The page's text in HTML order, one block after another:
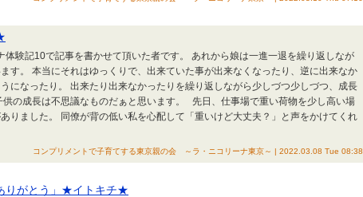
体験記10で記事を書かせて頂いた者です。 あれから娘は一進一退を繰り返しなが
す。 本当にそれはゆっくりで、出来ていた事が出来なくなったり、逆に出来なか
になったり。 出来たり出来なかったりを繰り返しながら少しづつ少しづつ、成長
供の成長は不思議なものだぁと思います。 先日、仕事場で重い荷物を少し高い場
りました。 同僚が背の低い私を心配して「重いけど大丈夫？」と声をかけてくれ
コンプリメントで子育てする東京親の会 ～ラ・ニコリーナ東京～ | 2022.03.08 Tue 08:38
りがとう」★イトキチ★